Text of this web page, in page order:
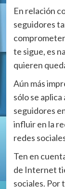
En relación
seguidores
te sigue, es
quieren
Aún más
sólo se
seguidores
influir en la
redes
Ten en
de Internet
sociales. Por